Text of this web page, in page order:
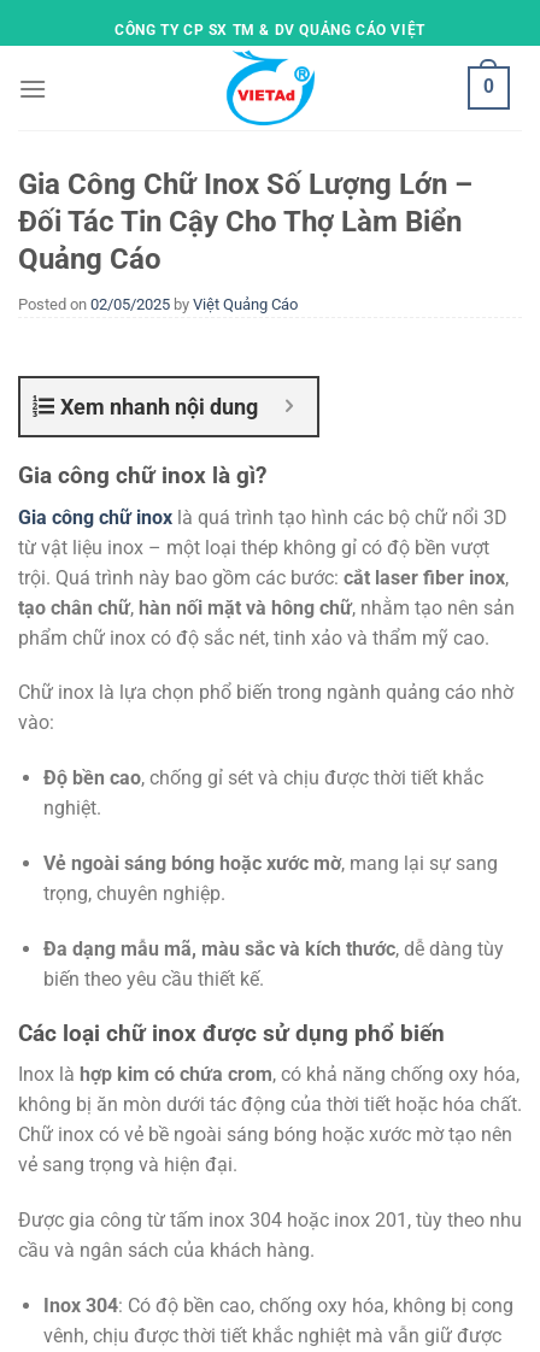
to
CÔNG TY CP SX TM & DV QUẢNG CÁO VIỆT
0
Gia Công Chữ Inox Số Lượng Lớn –
Đối Tác Tin Cậy Cho Thợ Làm Biển
Quảng Cáo
Posted on 02/05/2025 by Việt Quảng Cáo
Xem nhanh nội dung
Gia công chữ inox là gì?
Gia công chữ inox là quá trình tạo hình các bộ chữ nổi 3D
từ vật liệu inox – một loại thép không gỉ có độ bền vượt
trội. Quá trình này bao gồm các bước: cắt laser fiber inox,
tạo chân chữ, hàn nối mặt và hông chữ, nhằm tạo nên sản
phẩm chữ inox có độ sắc nét, tinh xảo và thẩm mỹ cao.
Chữ inox là lựa chọn phổ biến trong ngành quảng cáo nhờ
vào:
Độ bền cao, chống gỉ sét và chịu được thời tiết khắc
nghiệt.
Vẻ ngoài sáng bóng hoặc xước mờ, mang lại sự sang
trọng, chuyên nghiệp.
Đa dạng mẫu mã, màu sắc và kích thước, dễ dàng tùy
biến theo yêu cầu thiết kế.
Các loại chữ inox được sử dụng phổ biến
Inox là hợp kim có chứa crom, có khả năng chống oxy hóa,
không bị ăn mòn dưới tác động của thời tiết hoặc hóa chất.
Chữ inox có vẻ bề ngoài sáng bóng hoặc xước mờ tạo nên
vẻ sang trọng và hiện đại.
Được gia công từ tấm inox 304 hoặc inox 201, tùy theo nhu
cầu và ngân sách của khách hàng.
Inox 304: Có độ bền cao, chống oxy hóa, không bị cong
vênh, chịu được thời tiết khắc nghiệt mà vẫn giữ được